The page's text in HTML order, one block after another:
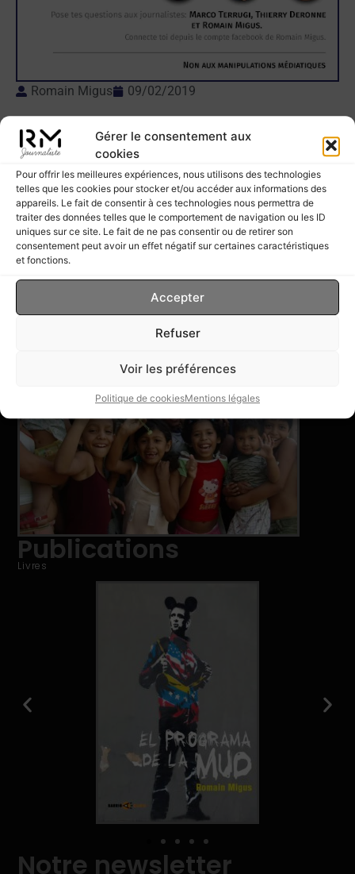
Gérer le consentement aux
cookies
Pour offrir les meilleures expériences, nous utilisons des technologies
telles que les cookies pour stocker et/ou accéder aux informations des
appareils. Le fait de consentir à ces technologies nous permettra de
traiter des données telles que le comportement de navigation ou les ID
uniques sur ce site. Le fait de ne pas consentir ou de retirer son
consentement peut avoir un effet négatif sur certaines caractéristiques
et fonctions.
Accepter
Refuser
Voir les préférences
Politique de cookiesMentions légales
Romain Migus 09/02/2019
PRÉCÉDENT
En direct du Venezuela: La mayonnaise Guaido ne prend pas
SUIVANT
La vie (et la mort) ne s’arrêtent pas pour une coupure d’électricité
Romain Migus
Publications
Livres
Notre newsletter